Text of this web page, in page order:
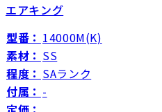
エアキング
型番： 14000M(K)
素材： SS
程度： SAランク
付属： -